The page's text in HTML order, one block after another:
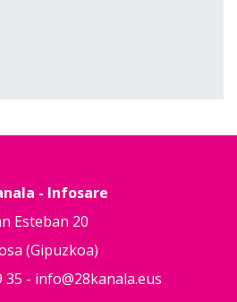
- Infosare
Esteban 20
(Gipuzkoa)
35 - info@28kanala.eus